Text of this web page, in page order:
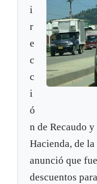
i
r
e
c
c
i
ó
n de Recaudo
Hacienda, de
anunció que
descuentos